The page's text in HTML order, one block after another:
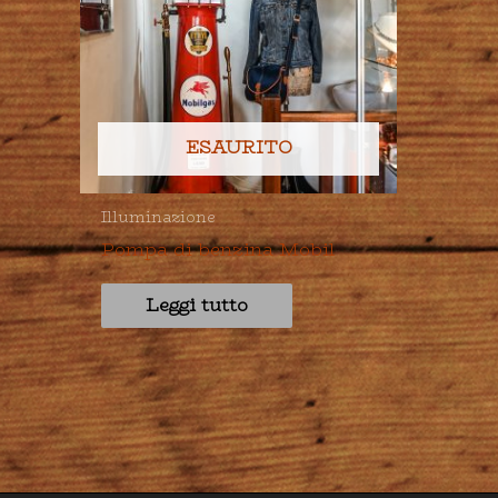
ESAURITO
Illuminazione
Pompa di benzina Mobil
Leggi tutto